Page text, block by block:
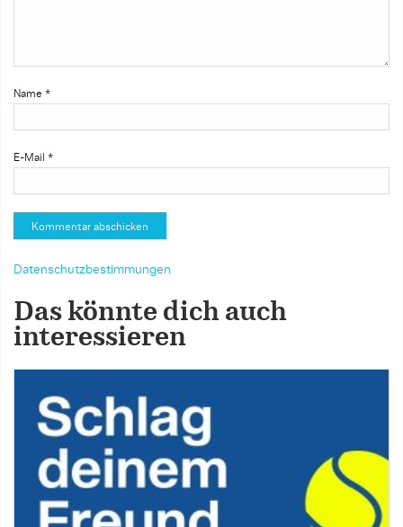
Name *
E-Mail *
Datenschutzbestimmungen
Das könnte dich auch
interessieren